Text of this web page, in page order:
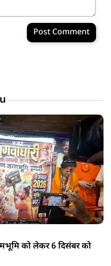
Post Comment
को लेकर 6 दिसंबर को